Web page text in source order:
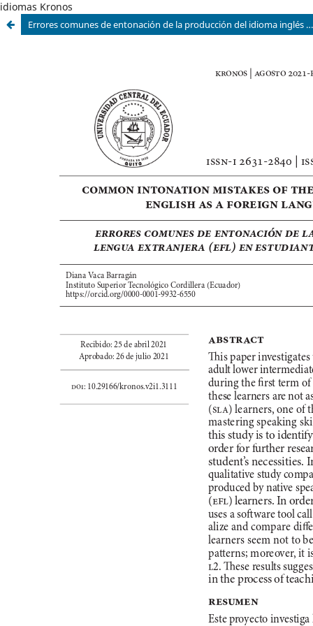
idiomas Kronos
Errores comunes de entonación de la producción del idioma inglés como lengua extranjera (EFL) en estudiantes adultos de nivel intermedio-bajo